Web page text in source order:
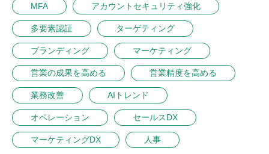
MFA アカウントセキュリティ強化
多要素認証 ターゲティング
ブランディング マーケティング
営業の成果を高める 営業精度を高める
業務改善 AIトレンド
オペレーション セールスDX
マーケティングDX 人事